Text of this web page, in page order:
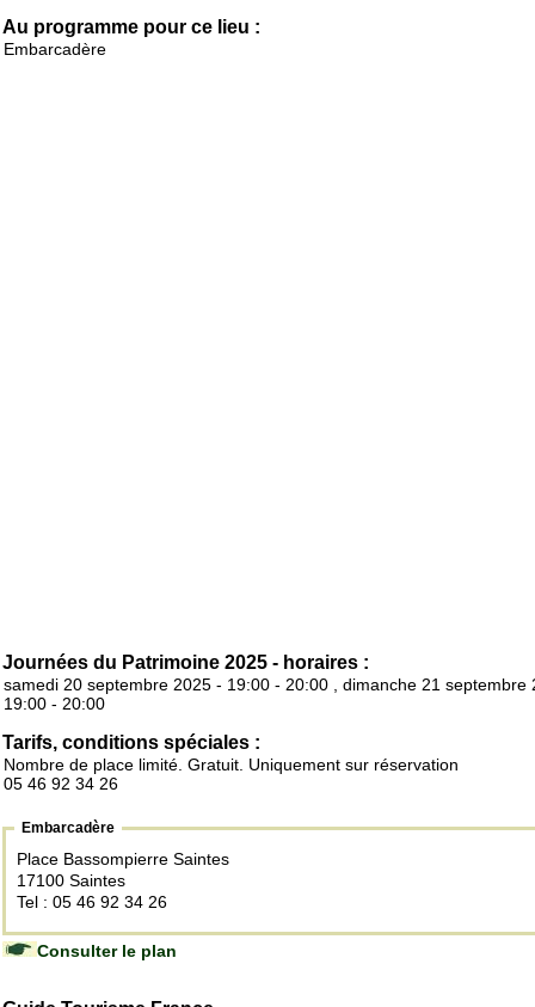
Au programme pour ce lieu :
Embarcadère
Journées du Patrimoine 2025 - horaires :
samedi 20 septembre 2025 - 19:00 - 20:00 , dimanche 21 septembre
19:00 - 20:00
Tarifs, conditions spéciales :
Nombre de place limité. Gratuit. Uniquement sur réservation
05 46 92 34 26
Embarcadère
Place Bassompierre Saintes
17100 Saintes
Tel : 05 46 92 34 26
Consulter le plan